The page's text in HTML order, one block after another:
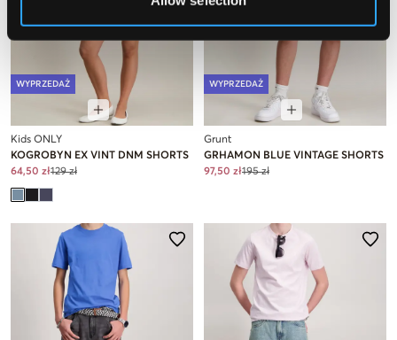
WYPRZEDAŻ
Kids ONLY
KOGROBYN EX VINT DNM SHORTS
64,50 zł129 zł
WYPRZEDAŻ
Grunt
GRHAMON BLUE VINTAGE SHORTS
97,50 zł195 zł